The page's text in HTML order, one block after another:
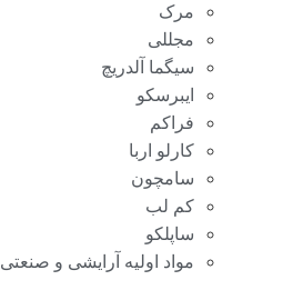
مرک
مجللی
سیگما آلدریچ
ایبرسکو
فراکم
کارلو اربا
سامچون
کم لب
ساپلکو
مواد اولیه آرایشی و صنعتی